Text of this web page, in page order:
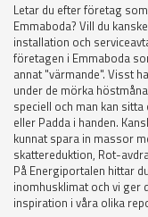
Letar du efter företag
Emmaboda? Vill du
installation och
företagen i Emmaboda
annat "värmande". Visst
under de mörka
speciell och man kan
eller Padda i handen.
kunnat spara in massor
skattereduktion, Rot-
På Energiportalen hittar
inomhusklimat och vi ger
inspiration i våra olika